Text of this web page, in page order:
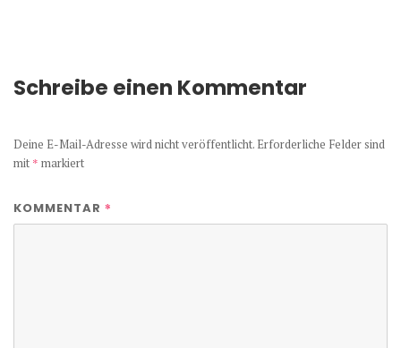
Schreibe einen Kommentar
Deine E-Mail-Adresse wird nicht veröffentlicht. Erforderliche Felder sind
mit * markiert
KOMMENTAR *